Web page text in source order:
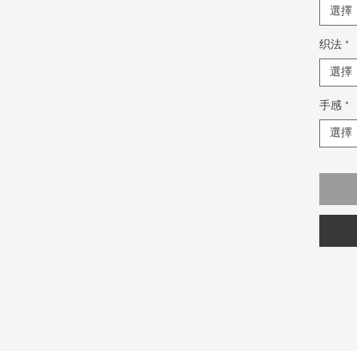
選擇
织法 *
選擇
手感 *
選擇